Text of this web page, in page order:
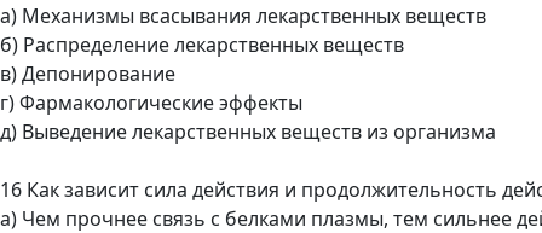
а) Механизмы всасывания лекарственных веществ
б) Распределение лекарственных веществ
в) Депонирование
г) Фармакологические эффекты
д) Выведение лекарственных веществ из организма
16 Как зависит сила действия и продолжительность
а) Чем прочнее связь с белками плазмы, тем сильнее